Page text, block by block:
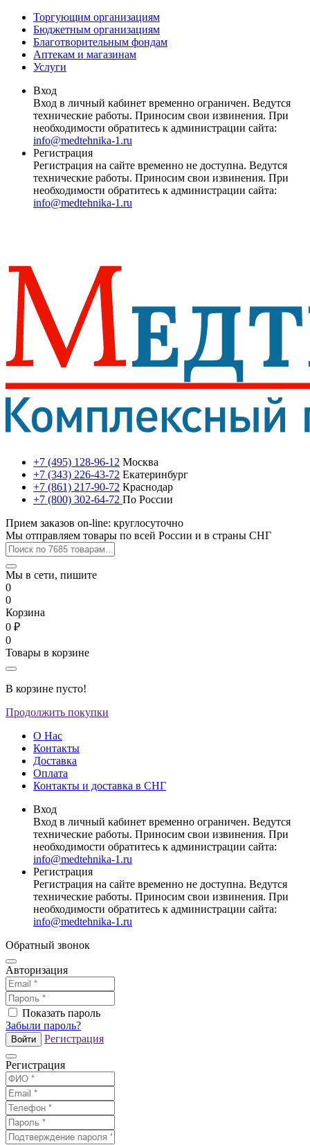
Торгующим организациям
Бюджетным организациям
Благотворительным фондам
Аптекам и магазинам
Услуги
Вход
Вход в личный кабинет временно ограничен. Ведутся
технические работы. Приносим свои извинения. При
необходимости обратитесь к администрации сайта:
info@medtehnika-1.ru
Регистрация
Регистрация на сайте временно не доступна. Ведутся
технические работы. Приносим свои извинения. При
необходимости обратитесь к администрации сайта:
info@medtehnika-1.ru
+7 (495) 128-96-12 Москва
+7 (343) 226-43-72 Екатеринбург
+7 (861) 217-90-72 Краснодар
+7 (800) 302-64-72 По России
Прием заказов on-line: круглосуточно
Мы отправляем товары по всей России и в страны СНГ
Мы в сети, пишите
0
0
Корзина
0 ₽
0
Товары в корзине
В корзине пусто!
Продолжить покупки
О Нас
Контакты
Доставка
Оплата
Контакты и доставка в СНГ
Вход
Вход в личный кабинет временно ограничен. Ведутся
технические работы. Приносим свои извинения. При
необходимости обратитесь к администрации сайта:
info@medtehnika-1.ru
Регистрация
Регистрация на сайте временно не доступна. Ведутся
технические работы. Приносим свои извинения. При
необходимости обратитесь к администрации сайта:
info@medtehnika-1.ru
Обратный звонок
Авторизация
Показать пароль
Забыли пароль?
Войти Регистрация
Регистрация